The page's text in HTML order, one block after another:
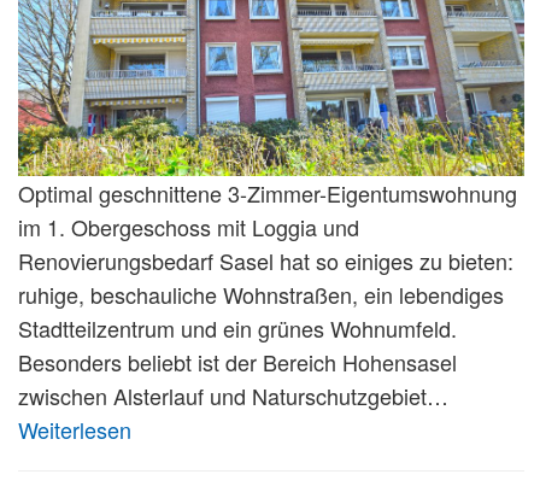
Optimal geschnittene 3-Zimmer-Eigentumswohnung
im 1. Obergeschoss mit Loggia und
Renovierungsbedarf Sasel hat so einiges zu bieten:
ruhige, beschauliche Wohnstraßen, ein lebendiges
Stadtteilzentrum und ein grünes Wohnumfeld.
Besonders beliebt ist der Bereich Hohensasel
zwischen Alsterlauf und Naturschutzgebiet…
Weiterlesen